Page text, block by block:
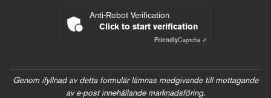
Anti-Robot Verification
Click to start verification
FriendlyCaptcha ⇗
Genom ifyllnad av detta formulär lämnas medgivande till mottagande
av e-post innehållande marknadsföring.